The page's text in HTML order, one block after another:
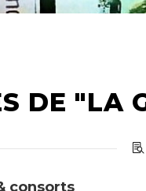
DE "LA
consorts